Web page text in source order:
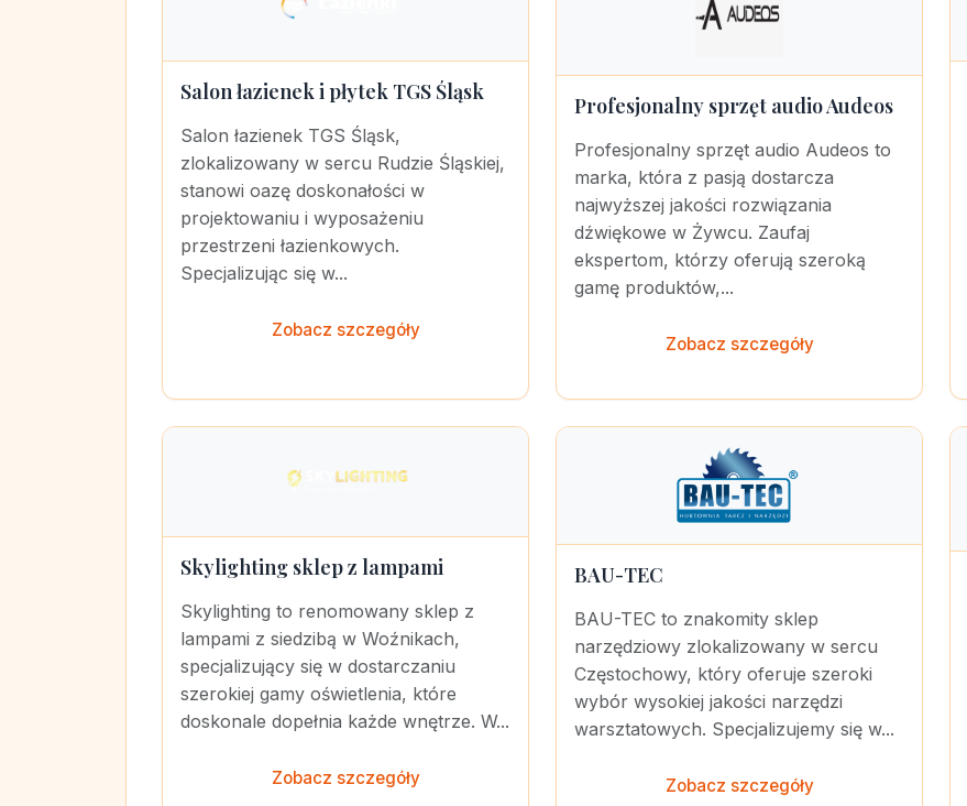
Salon łazienek i płytek TGS Śląsk
Salon łazienek TGS Śląsk,
zlokalizowany w sercu Rudzie Śląskiej,
stanowi oazę doskonałości w
projektowaniu i wyposażeniu
przestrzeni łazienkowych.
Specjalizując się w...
Zobacz szczegóły
Profesjonalny sprzęt audio Audeos
Profesjonalny sprzęt audio Audeos to
marka, która z pasją dostarcza
najwyższej jakości rozwiązania
dźwiękowe w Żywcu. Zaufaj
ekspertom, którzy oferują szeroką
gamę produktów,...
Zobacz szczegóły
Skylighting sklep z lampami
Skylighting to renomowany sklep z
lampami z siedzibą w Woźnikach,
specjalizujący się w dostarczaniu
szerokiej gamy oświetlenia, które
doskonale dopełnia każde wnętrze. W...
Zobacz szczegóły
BAU-TEC
BAU-TEC to znakomity sklep
narzędziowy zlokalizowany w sercu
Częstochowy, który oferuje szeroki
wybór wysokiej jakości narzędzi
warsztatowych. Specjalizujemy się w...
Zobacz szczegóły